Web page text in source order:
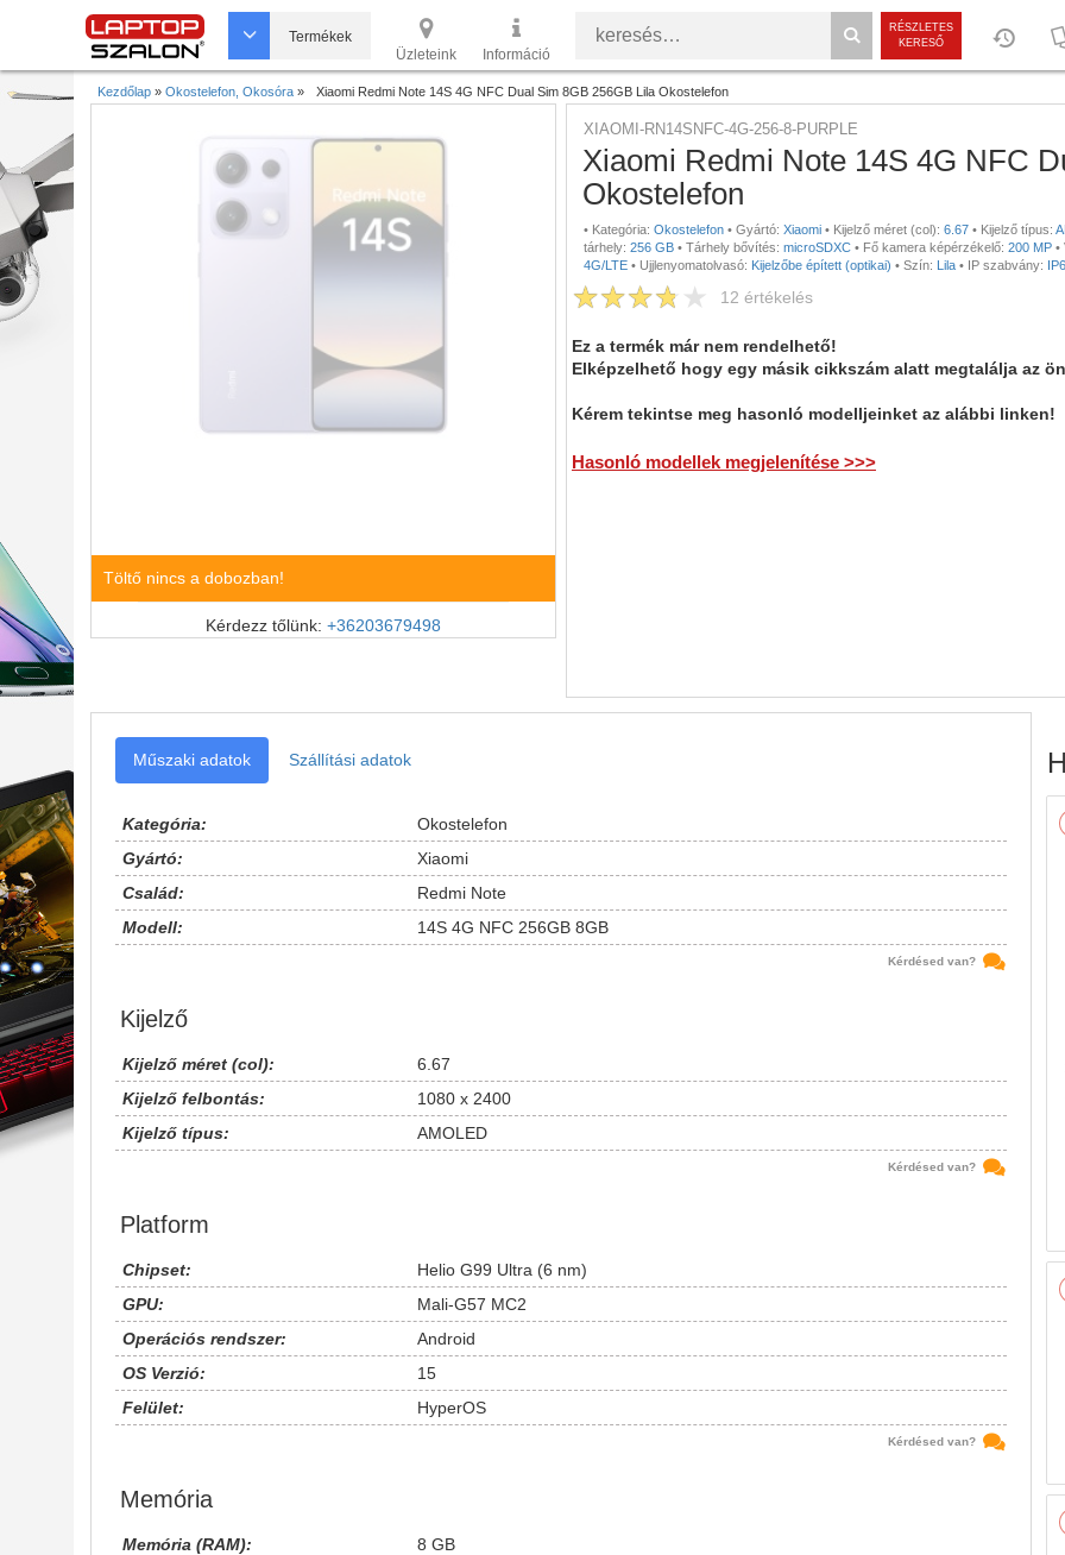
Termékek
Üzleteink
Információ
RÉSZLETES
KERESŐ
Kezdőlap » Okostelefon, Okosóra » Xiaomi Redmi Note 14S 4G NFC Dual Sim 8GB 256GB Lila Okostelefon
Töltő nincs a dobozban!
Kérdezz tőlünk: +36203679498
XIAOMI-RN14SNFC-4G-256-8-PURPLE
Xiaomi Redmi Note 14S 4G NFC
Okostelefon
• Kategória: Okostelefon • Gyártó: Xiaomi • Kijelző méret (col): 6.67 • Kijelző típus:
tárhely: 256 GB • Tárhely bővítés: microSDXC • Fő kamera képérzékelő: 200 MP •
4G/LTE • Ujjlenyomatolvasó: Kijelzőbe épített (optikai) • Szín: Lila • IP szabvány:
12 értékelés
Ez a termék már nem rendelhető!
Elképzelhető hogy egy másik cikkszám alatt megtalálja az
Kérem tekintse meg hasonló modelljeinket az alábbi linken!
Hasonló modellek megjelenítése >>>
Műszaki adatok Szállítási adatok
Kategória:
Okostelefon
Gyártó:
Xiaomi
Család:
Redmi Note
Modell:
14S 4G NFC 256GB 8GB
Kérdésed van?
Kijelző
Kijelző méret (col):
6.67
Kijelző felbontás:
1080 x 2400
Kijelző típus:
AMOLED
Kérdésed van?
Platform
Chipset:
Helio G99 Ultra (6 nm)
GPU:
Mali-G57 MC2
Operációs rendszer:
Android
OS Verzió:
15
Felület:
HyperOS
Kérdésed van?
Memória
Memória (RAM):
8 GB